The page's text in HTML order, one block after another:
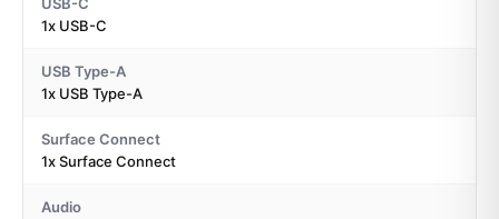
1x USB-C
USB Type-A
1x USB Type-A
Surface Connect
1x Surface Connect
Audio